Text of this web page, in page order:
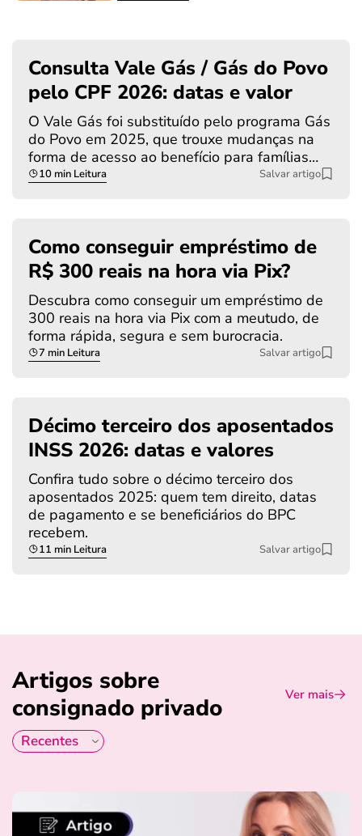
Consulta Vale Gás / Gás do Povo
pelo CPF 2026: datas e valor
O Vale Gás foi substituído pelo programa Gás
do Povo em 2025, que trouxe mudanças na
forma de acesso ao benefício para famílias…
10 min Leitura Salvar artigo
Como conseguir empréstimo de
R$ 300 reais na hora via Pix?
Descubra como conseguir um empréstimo de
300 reais na hora via Pix com a meutudo, de
forma rápida, segura e sem burocracia.
7 min Leitura Salvar artigo
Décimo terceiro dos aposentados
INSS 2026: datas e valores
Confira tudo sobre o décimo terceiro dos
aposentados 2025: quem tem direito, datas
de pagamento e se beneficiários do BPC
recebem.
11 min Leitura Salvar artigo
Artigos sobre
consignado privado
Ver mais